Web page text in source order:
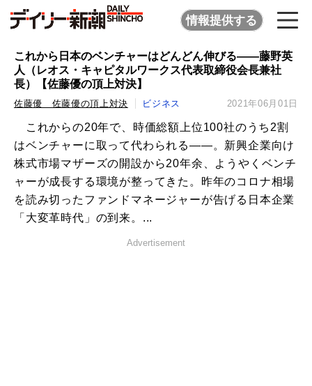
情報提供する
これから日本のベンチャーはどんどん伸びる――藤野英
人（レオス・キャピタルワークス代表取締役会長兼社
長）【佐藤優の頂上対決】
佐藤優 佐藤優の頂上対決 ビジネス 2021年06月01日
これからの20年で、時価総額上位100社のうち2割
はベンチャーに取って代わられる――。新興企業向け
株式市場マザーズの開設から20年余、ようやくベンチ
ャーが成長する環境が整ってきた。昨年のコロナ相場
を読み切ったファンドマネージャーが告げる日本企業
「大変革時代」の到来。...
Advertisement